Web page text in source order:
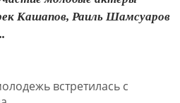
Кашапов, Раиль Шамсуаров